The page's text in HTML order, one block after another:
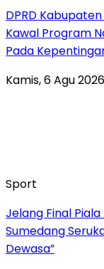
DPRD
Kawal Program
Pada
Kamis, 6 Agu
Sport
Jelang Final
Sumedang
Dewasa”